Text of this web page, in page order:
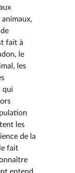
fait à
le
les
qui
les
de la
fait
entend